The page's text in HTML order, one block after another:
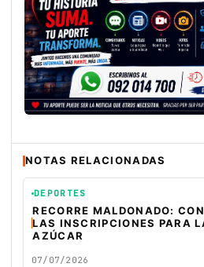
NOTAS RELACIONADAS
DEPORTES
RECORRE MALDONADO:
LAS INSCRIPCIONES PARA
AZÚCAR
07/07/2026